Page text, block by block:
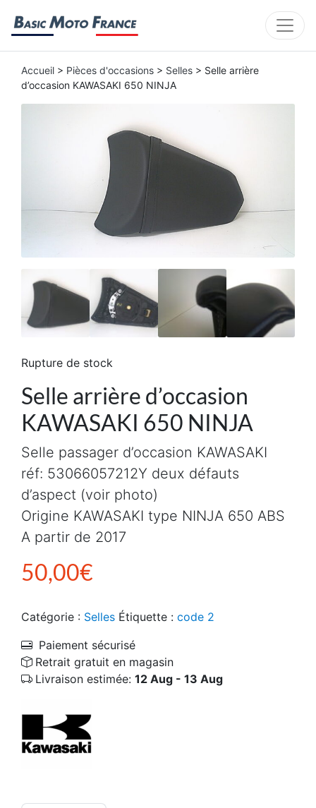
Accueil > Pièces d'occasions > Selles > Selle arrière
d’occasion KAWASAKI 650 NINJA
Selle arrière d’occasion
KAWASAKI 650 NINJA
50,00€
Selle passager d’occasion KAWASAKI
réf: 53066057212Y deux défauts
d’aspect (voir photo)
Origine KAWASAKI type NINJA 650 ABS
A partir de 2017
Rupture de stock
Catégorie : Selles Étiquette : code 2
Paiement sécurisé
Retrait gratuit en magasin
Livraison estimée: 12 Aug - 13 Aug